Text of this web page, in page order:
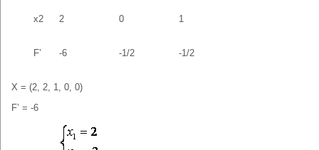
x2 2 0 1
F’ -6 -1/2 -1/2
X = (2, 2, 1, 0, 0)
F’ = -6